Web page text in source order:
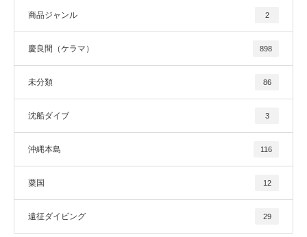
商品ジャンル 2
慶良間（ケラマ） 898
未分類 86
沈船ダイブ 3
沖縄本島 116
粟国 12
遠征ダイビング 29